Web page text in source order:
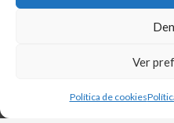
Ver
Política de cookies
Aviso legal